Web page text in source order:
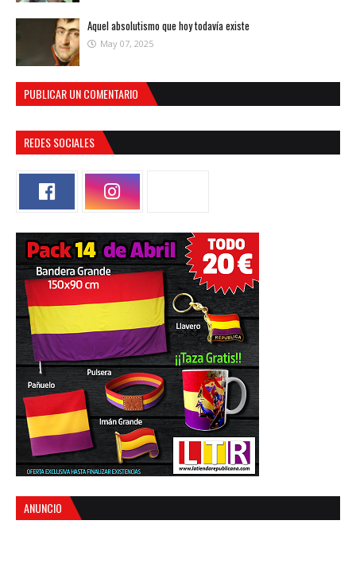
Aquel absolutismo que hoy todavía existe
May 07, 2025
PUBLICAR UN COMENTARIO
REDES SOCIALES
ANUNCIO